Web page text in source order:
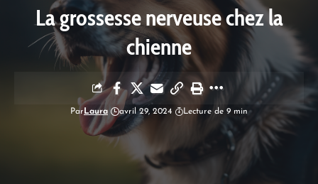
La grossesse nerveuse chez la
chienne
Par Laura avril 29, 2024 Lecture de 9 min